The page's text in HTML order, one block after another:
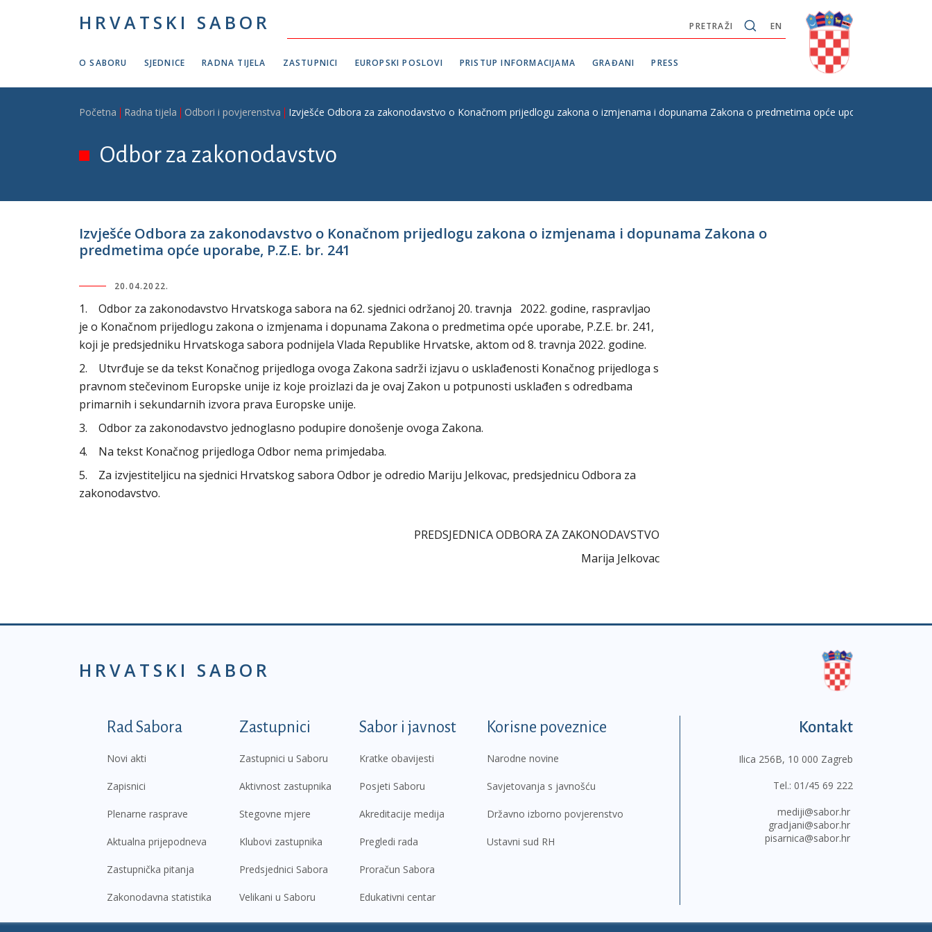
HRVATSKI SABOR EN
PRETRAŽI
O SABORU SJEDNICE RADNA TIJELA ZASTUPNICI EUROPSKI POSLOVI PRISTUP INFORMACIJAMA GRAĐANI PRESS
Breadcrumb
Početna Radna tijela Odbori i povjerenstva Izvješće Odbora za zakonodavstvo o Konačnom prijedlogu zakona o izmjenama i dopunama Zakona o predmetima opće uporabe, P.Z.E. br.
Odbor za zakonodavstvo
Izvješće Odbora za zakonodavstvo o Konačnom prijedlogu zakona o izmjenama i dopunama Zakona o
predmetima opće uporabe, P.Z.E. br. 241
20.04.2022.
1. Odbor za zakonodavstvo Hrvatskoga sabora na 62. sjednici održanoj 20. travnja 2022. godine, raspravljao
je o Konačnom prijedlogu zakona o izmjenama i dopunama Zakona o predmetima opće uporabe, P.Z.E. br. 241,
koji je predsjedniku Hrvatskoga sabora podnijela Vlada Republike Hrvatske, aktom od 8. travnja 2022. godine.
2. Utvrđuje se da tekst Konačnog prijedloga ovoga Zakona sadrži izjavu o usklađenosti Konačnog prijedloga s
pravnom stečevinom Europske unije iz koje proizlazi da je ovaj Zakon u potpunosti usklađen s odredbama
primarnih i sekundarnih izvora prava Europske unije.
3. Odbor za zakonodavstvo jednoglasno podupire donošenje ovoga Zakona.
4. Na tekst Konačnog prijedloga Odbor nema primjedaba.
5. Za izvjestiteljicu na sjednici Hrvatskog sabora Odbor je odredio Mariju Jelkovac, predsjednicu Odbora za
zakonodavstvo.
PREDSJEDNICA ODBORA ZA ZAKONODAVSTVO
Marija Jelkovac
HRVATSKI SABOR
Podnožje prvi izbornik
Rad Sabora
Novi akti
Zapisnici
Plenarne rasprave
Aktualna prijepodneva
Zastupnička pitanja
Zakonodavna statistika
Zastupnici
Zastupnici u Saboru
Aktivnost zastupnika
Stegovne mjere
Klubovi zastupnika
Predsjednici Sabora
Velikani u Saboru
Sabor i javnost
Kratke obavijesti
Posjeti Saboru
Akreditacije medija
Pregledi rada
Proračun Sabora
Edukativni centar
Korisne poveznice
Narodne novine
Savjetovanja s javnošću
Državno izborno povjerenstvo
Ustavni sud RH
Kontakt
Ilica 256B, 10 000 Zagreb
Tel.: 01/45 69 222
mediji@sabor.hr
gradjani@sabor.hr
pisarnica@sabor.hr